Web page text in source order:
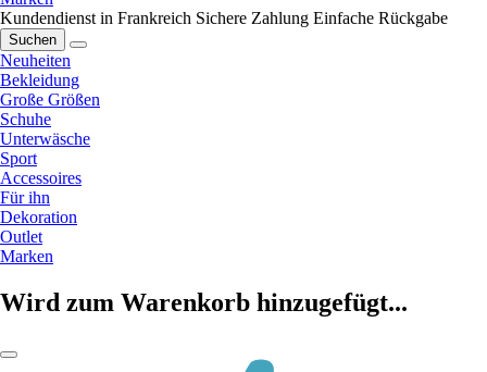
Kundendienst in Frankreich Sichere Zahlung Einfache Rückgabe
Suchen
Neuheiten
Bekleidung
Große Größen
Schuhe
Unterwäsche
Sport
Accessoires
Für ihn
Dekoration
Outlet
Marken
Wird zum Warenkorb hinzugefügt...